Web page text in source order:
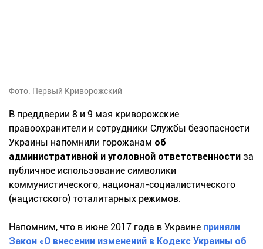
Фото: Первый Криворожский
В преддверии 8 и 9 мая криворожские
правоохранители и сотрудники Службы безопасности
Украины напомнили горожанам об
административной и уголовной ответственности за
публичное использование символики
коммунистического, национал-социалистического
(нацистского) тоталитарных режимов.
Напомним, что в июне 2017 года в Украине приняли
Закон «О внесении изменений в Кодекс Украины об